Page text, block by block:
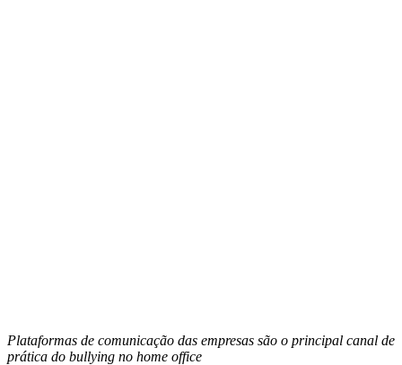
Plataformas de comunicação das empresas são o principal canal de
prática do bullying no home office